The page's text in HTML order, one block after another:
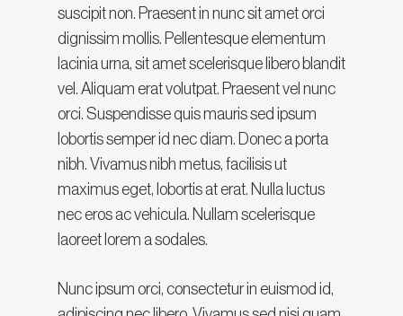
suscipit non. Praesent in nunc sit amet orci
dignissim mollis. Pellentesque elementum
lacinia urna, sit amet scelerisque libero blandit
vel. Aliquam erat volutpat. Praesent vel nunc
orci. Suspendisse quis mauris sed ipsum
lobortis semper id nec diam. Donec a porta
nibh. Vivamus nibh metus, facilisis ut
maximus eget, lobortis at erat. Nulla luctus
nec eros ac vehicula. Nullam scelerisque
laoreet lorem a sodales.
Nunc ipsum orci, consectetur in euismod id,